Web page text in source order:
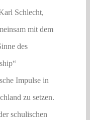
Schlecht,
mit dem
des
Impulse in
zu setzen.
schulischen